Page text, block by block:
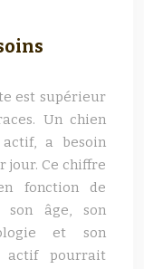
est supérieur
Un chien
a besoin
jour. Ce chiffre
fonction de
son âge, son
et son
actif pourrait